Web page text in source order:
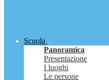
Scuola
Panoramica
Presentazione
I luoghi
Le persone